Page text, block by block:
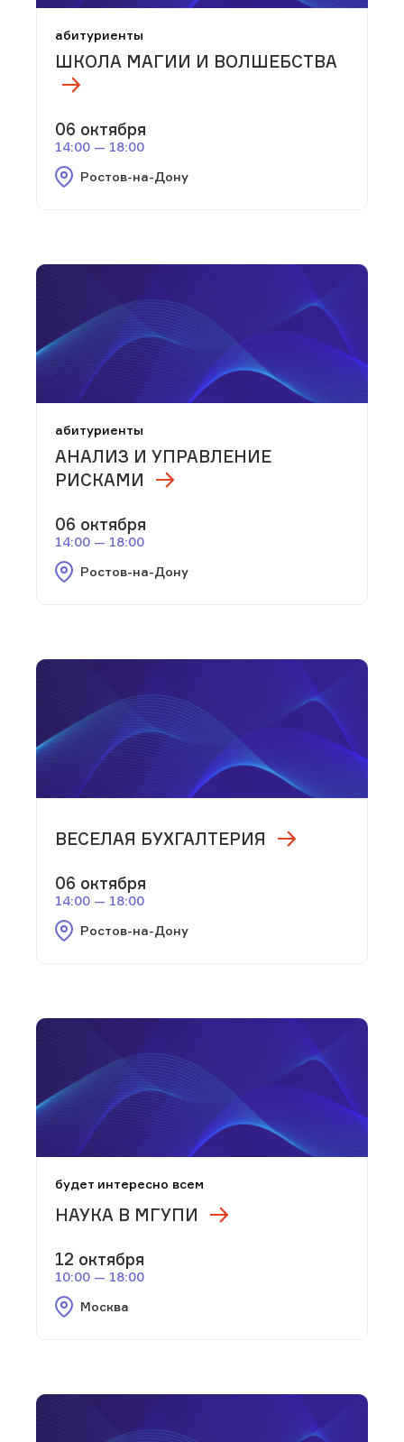
абитуриенты
ШКОЛА МАГИИ И ВОЛШЕБСТВА
06 октября
14:00 — 18:00
Ростов-на-Дону
абитуриенты
АНАЛИЗ И УПРАВЛЕНИЕ
РИСКАМИ
06 октября
14:00 — 18:00
Ростов-на-Дону
ВЕСЕЛАЯ БУХГАЛТЕРИЯ
06 октября
14:00 — 18:00
Ростов-на-Дону
будет интересно всем
НАУКА В МГУПИ
12 октября
10:00 — 18:00
Москва